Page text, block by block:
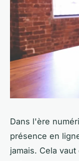
Dans l'ère
présence en
jamais. Cela